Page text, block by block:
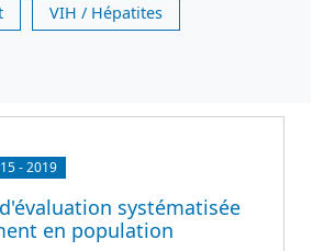
VIH / Hépatites
-2019
systématisée
en population